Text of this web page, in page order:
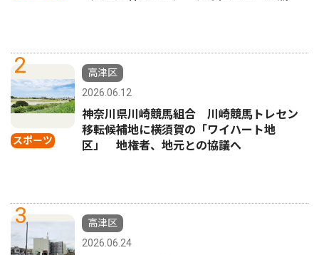
2
スポーツ
高津区
2026.06.12
神奈川県川崎競馬組合 川崎競馬トレセン
移転候補地に横須賀の「ワイハート地
区」 地権者、地元との協議へ
3
高津区
2026.06.24